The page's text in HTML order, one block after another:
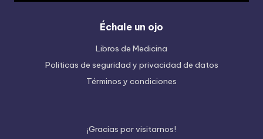
Échale un ojo
Libros de Medicina
Politicas de seguridad y privacidad de datos
Términos y condiciones
¡Gracias porvisitarnos!